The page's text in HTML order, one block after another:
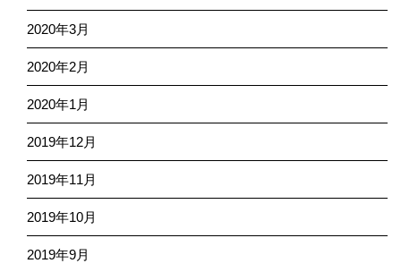
2020年3月
2020年2月
2020年1月
2019年12月
2019年11月
2019年10月
2019年9月